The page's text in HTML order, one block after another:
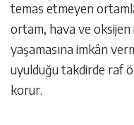
temas etmeyen
ortam, hava ve
yaşamasına imkân
uyulduğu takdirde raf
korur.